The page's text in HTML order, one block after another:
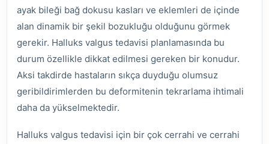
ayak bileği bağ dokusu kasları ve eklemleri de içinde
alan dinamik bir şekil bozukluğu olduğunu görmek
gerekir. Halluks valgus tedavisi planlamasında bu
durum özellikle dikkat edilmesi gereken bir konudur.
Aksi takdirde hastaların sıkça duyduğu olumsuz
geribildirimlerden bu deformitenin tekrarlama ihtimali
daha da yükselmektedir.
Halluks valgus tedavisi için bir çok cerrahi ve cerrahi